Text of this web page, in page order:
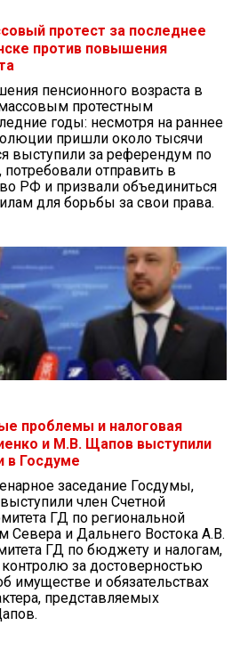
протест за последнее
против повышения
пенсионного возраста в
протестным
годы: несмотря на раннее
пришли около тысячи
выступили за референдум по
отправить в
РФ и призвали объединиться
для борьбы за свои права.
проблемы и налоговая
и М.В. Щапов выступили
в Госдуме
заседание Госдумы,
член Счетной
ГД по региональной
Севера и Дальнего Востока А.В.
ГД по бюджету и налогам,
за достоверностью
имуществе и обязательствах
представляемых